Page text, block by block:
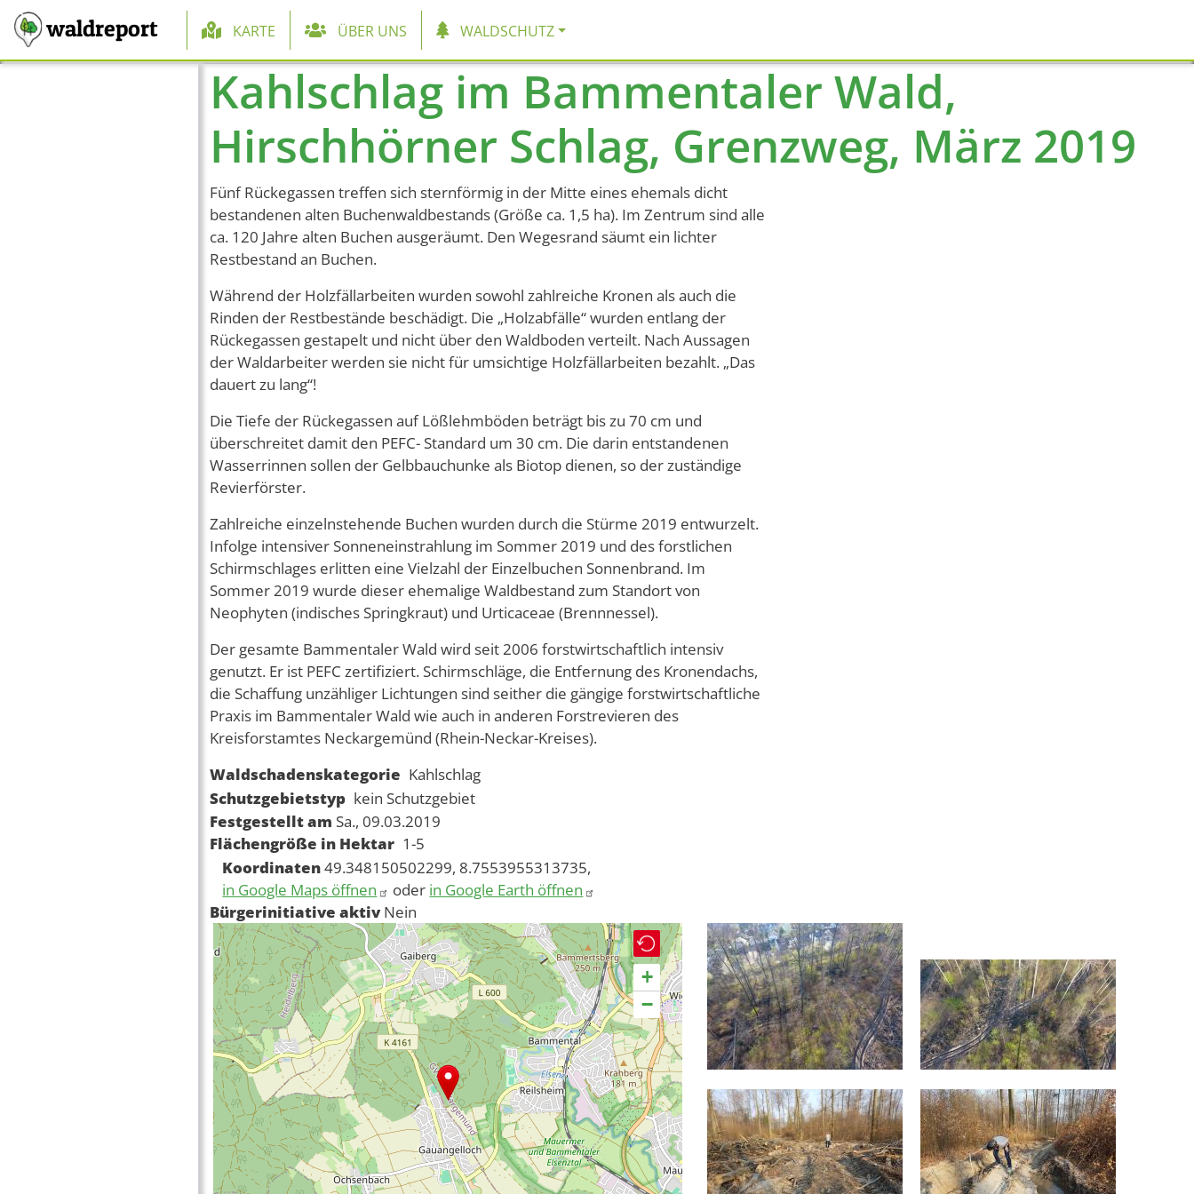
waldreport Hauptnavigation
KARTE ÜBER UNS WALDSCHUTZ
Kahlschlag im Bammentaler Wald,
Hirschhörner Schlag, Grenzweg, März 2019
Fünf Rückegassen treffen sich sternförmig in der Mitte eines ehemals dicht
bestandenen alten Buchenwaldbestands (Größe ca. 1,5 ha). Im Zentrum sind alle
ca. 120 Jahre alten Buchen ausgeräumt. Den Wegesrand säumt ein lichter
Restbestand an Buchen.
Während der Holzfällarbeiten wurden sowohl zahlreiche Kronen als auch die
Rinden der Restbestände beschädigt. Die „Holzabfälle“ wurden entlang der
Rückegassen gestapelt und nicht über den Waldboden verteilt. Nach Aussagen
der Waldarbeiter werden sie nicht für umsichtige Holzfällarbeiten bezahlt. „Das
dauert zu lang“!
Die Tiefe der Rückegassen auf Lößlehmböden beträgt bis zu 70 cm und
überschreitet damit den PEFC- Standard um 30 cm. Die darin entstandenen
Wasserrinnen sollen der Gelbbauchunke als Biotop dienen, so der zuständige
Revierförster.
Zahlreiche einzelnstehende Buchen wurden durch die Stürme 2019 entwurzelt.
Infolge intensiver Sonneneinstrahlung im Sommer 2019 und des forstlichen
Schirmschlages erlitten eine Vielzahl der Einzelbuchen Sonnenbrand. Im
Sommer 2019 wurde dieser ehemalige Waldbestand zum Standort von
Neophyten (indisches Springkraut) und Urticaceae (Brennnessel).
Der gesamte Bammentaler Wald wird seit 2006 forstwirtschaftlich intensiv
genutzt. Er ist PEFC zertifiziert. Schirmschläge, die Entfernung des Kronendachs,
die Schaffung unzähliger Lichtungen sind seither die gängige forstwirtschaftliche
Praxis im Bammentaler Wald wie auch in anderen Forstrevieren des
Kreisforstamtes Neckargemünd (Rhein-Neckar-Kreises).
Waldschadenskategorie Kahlschlag
Schutzgebietstyp kein Schutzgebiet
Festgestellt am Sa., 09.03.2019
Flächengröße in Hektar 1-5
Koordinaten49.348150502299, 8.7553955313735,
in Google Maps öffnen
oder in Google Earth öffnen
Bürgerinitiative aktiv Nein
+
−